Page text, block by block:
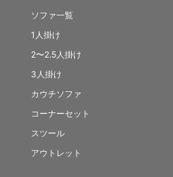
ソファ一覧
1人掛け
2〜2.5人掛け
3人掛け
カウチソファ
コーナーセット
スツール
アウトレット